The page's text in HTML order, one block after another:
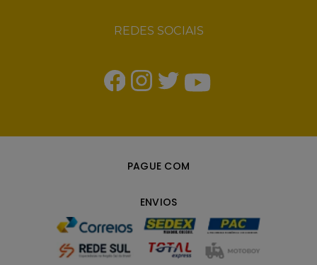
REDES SOCIAIS
PAGUE COM
ENVIOS